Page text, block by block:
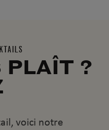
PLAÎT ?
voici notre